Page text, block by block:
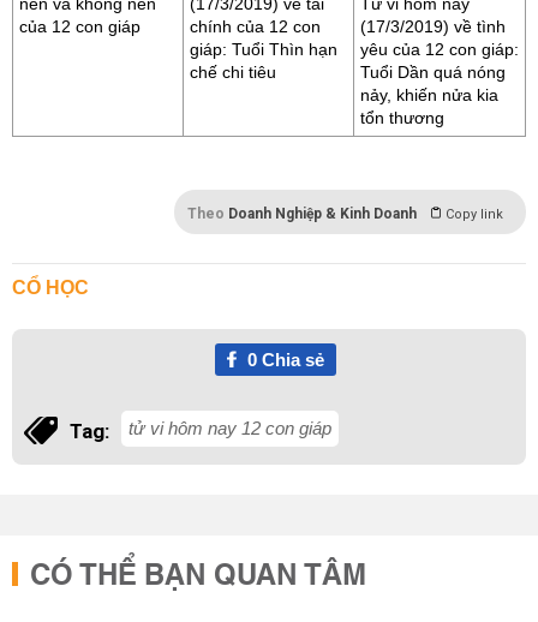
của 12 con giáp
chính của 12 con
giáp: Tuổi Thìn hạn
chế chi tiêu
(17/3/2019) về tình
yêu của 12 con giáp:
Tuổi Dần quá nóng
nảy, khiến nửa kia
tổn thương
Theo Doanh Nghiệp & Kinh Doanh Copy link
CỔ HỌC
0Chia sẻ
Tag: tử vi hôm nay 12 con giáp
CÓ THỂ BẠN QUAN TÂM